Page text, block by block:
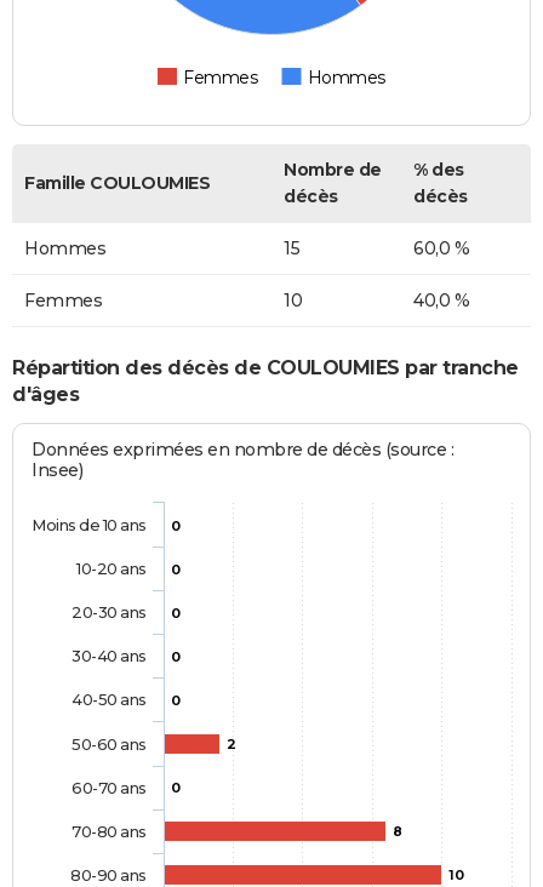
Femmes Hommes
Famille COULOUMIES
Nombre de
décès
% des
décès
Hommes 15 60,0 %
Femmes 10 40,0 %
Répartition des décès de COULOUMIES par tranche
d'âges
Données exprimées en nombre de décès (source :
Insee)
0
0
0
0
0
2
0
8
10
Moins de 10 ans
10-20 ans
20-30 ans
30-40 ans
40-50 ans
50-60 ans
60-70 ans
70-80 ans
80-90 ans